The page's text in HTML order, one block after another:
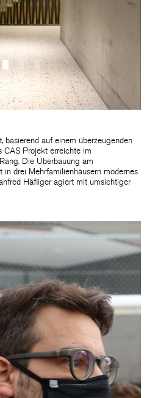
basierend auf einem überzeugenden
CAS Projekt erreichte im
Die Überbauung am
in drei Mehrfamilienhäusern modernes
Häfliger agiert mit umsichtiger